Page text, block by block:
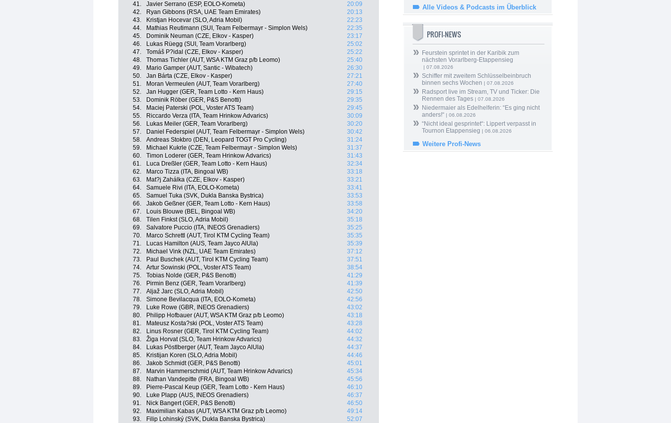
41.
Javier Serrano (ESP, EOLO-Kometa)
20:09
42.
Ryan Gibbons (RSA, UAE Team Emirates)
20:13
43.
Kristjan Hocevar (SLO, Adria Mobil)
22:23
44.
Mathias Reutimann (SUI, Team Felbermayr - Simplon Wels)
22:35
45.
Dominik Neuman (CZE, Elkov - Kasper)
23:17
46.
Lukas Rüegg (SUI, Team Vorarlberg)
25:02
47.
Tomáš P?idal (CZE, Elkov - Kasper)
25:22
48.
Thomas Tichler (AUT, WSA KTM Graz p/b Leomo)
25:40
49.
Mario Gamper (AUT, Santic - Wibatech)
26:30
50.
Jan Bárta (CZE, Elkov - Kasper)
27:21
51.
Moran Vermeulen (AUT, Team Vorarlberg)
27:40
52.
Jan Hugger (GER, Team Lotto - Kern Haus)
29:15
53.
Dominik Röber (GER, P&S Benotti)
29:35
54.
Maciej Paterski (POL, Voster ATS Team)
29:45
55.
Riccardo Verza (ITA, Team Hrinkow Advarics)
30:09
56.
Lukas Meiler (GER, Team Vorarlberg)
30:20
57.
Daniel Federspiel (AUT, Team Felbermayr - Simplon Wels)
30:42
58.
Andreas Stokbro (DEN, Leopard TOGT Pro Cycling)
31:24
59.
Michael Kukrle (CZE, Team Felbermayr - Simplon Wels)
31:37
60.
Timon Loderer (GER, Team Hrinkow Advarics)
31:43
61.
Luca Dreßler (GER, Team Lotto - Kern Haus)
32:34
62.
Marco Tizza (ITA, Bingoal WB)
33:18
63.
Mat?j Zahálka (CZE, Elkov - Kasper)
33:21
64.
Samuele Rivi (ITA, EOLO-Kometa)
33:41
65.
Samuel Tuka (SVK, Dukla Banska Bystrica)
33:53
66.
Jakob Geßner (GER, Team Lotto - Kern Haus)
33:58
67.
Louis Blouwe (BEL, Bingoal WB)
34:20
68.
Tilen Finkst (SLO, Adria Mobil)
35:18
69.
Salvatore Puccio (ITA, INEOS Grenadiers)
35:25
70.
Marco Schrettl (AUT, Tirol KTM Cycling Team)
35:35
71.
Lucas Hamilton (AUS, Team Jayco AlUla)
35:39
72.
Michael Vink (NZL, UAE Team Emirates)
37:12
73.
Paul Buschek (AUT, Tirol KTM Cycling Team)
37:51
74.
Artur Sowinski (POL, Voster ATS Team)
38:54
75.
Tobias Nolde (GER, P&S Benotti)
41:29
76.
Pirmin Benz (GER, Team Vorarlberg)
41:39
77.
Aljaž Jarc (SLO, Adria Mobil)
42:50
78.
Simone Bevilacqua (ITA, EOLO-Kometa)
42:56
79.
Luke Rowe (GBR, INEOS Grenadiers)
43:02
80.
Philipp Hofbauer (AUT, WSA KTM Graz p/b Leomo)
43:18
81.
Mateusz Kosta?ski (POL, Voster ATS Team)
43:28
82.
Linus Rosner (GER, Tirol KTM Cycling Team)
44:02
83.
Žiga Horvat (SLO, Team Hrinkow Advarics)
44:32
84.
Lukas Pöstlberger (AUT, Team Jayco AlUla)
44:37
85.
Kristijan Koren (SLO, Adria Mobil)
44:46
86.
Jakob Schmidt (GER, P&S Benotti)
45:01
87.
Marvin Hammerschmid (AUT, Team Hrinkow Advarics)
45:34
88.
Nathan Vandepitte (FRA, Bingoal WB)
45:56
89.
Pierre-Pascal Keup (GER, Team Lotto - Kern Haus)
46:10
90.
Luke Plapp (AUS, INEOS Grenadiers)
46:37
91.
Nick Bangert (GER, P&S Benotti)
46:50
92.
Maximilian Kabas (AUT, WSA KTM Graz p/b Leomo)
49:14
93.
Filip Lohinský (SVK, Dukla Banska Bystrica)
52:07
Alle Videos & Podcasts im Überblick
PROFI-NEWS
Feurstein sprintet in der Karibik zum
nächsten Vorarlberg-Etappensieg
| 07.08.2026
Schiffer mit zweitem Schlüsselbeinbruch
binnen sechs Wochen | 07.08.2026
Radsport live im Stream, TV und Ticker: Die
Rennen des Tages | 07.08.2026
Niedermaier als Edelhelferin: “Es ging nicht
anders!“ | 06.08.2026
“Nicht ideal gesprintet“: Lippert verpasst in
Tournon Etappensieg | 06.08.2026
Weitere Profi-News